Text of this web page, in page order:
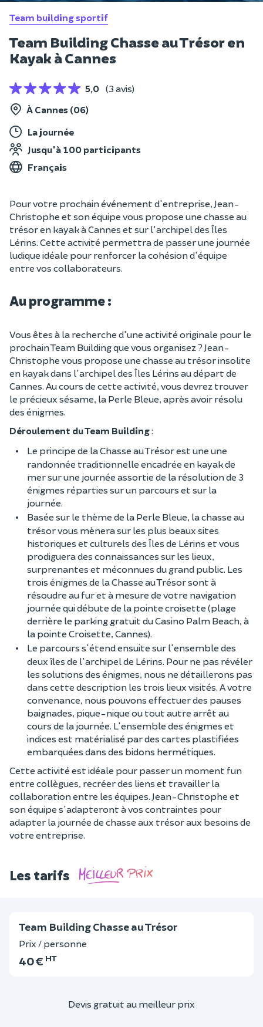
Team building sportif
Team Building Chasse au Trésor en
Kayak à Cannes
5,0 (3 avis)
À Cannes (06)
La journée
Jusqu'à 100 participants
Français
Pour votre prochain événement d'entreprise, Jean-
Christophe et son équipe vous propose une chasse au
trésor en kayak à Cannes et sur l'archipel des Îles
Lérins. Cette activité permettra de passer une journée
ludique idéale pour renforcer la cohésion d'équipe
entre vos collaborateurs.
Au programme :
Vous êtes à la recherche d'une activité originale pour le
prochain Team Building que vous organisez ? Jean-
Christophe vous propose une chasse au trésor insolite
en kayak dans l'archipel des Îles Lérins au départ de
Cannes. Au cours de cette activité, vous devrez trouver
le précieux sésame, la Perle Bleue, après avoir résolu
des énigmes.
Déroulement du Team Building:
Le principe de la Chasse au Trésor est une une
randonnée traditionnelle encadrée en kayak de
mer sur une journée assortie de la résolution de 3
énigmes réparties sur un parcours et sur la
journée.
Basée sur le thème de la Perle Bleue, la chasse au
trésor vous mènera sur les plus beaux sites
historiques et culturels des Îles de Lérins et vous
prodiguera des connaissances sur les lieux,
surprenantes et méconnues du grand public. Les
trois énigmes de la Chasse au Trésor sont à
résoudre au fur et à mesure de votre navigation
journée qui débute de la pointe croisette (plage
derrière le parking gratuit du Casino Palm Beach, à
la pointe Croisette, Cannes).
Le parcours s'étend ensuite sur l'ensemble des
deux îles de l'archipel de Lérins. Pour ne pas révéler
les solutions des énigmes, nous ne détaillerons pas
dans cette description les trois lieux visités. A votre
convenance, nous pouvons effectuer des pauses
baignades, pique-nique ou tout autre arrêt au
cours de la journée. L'ensemble des énigmes et
indices est matérialisé par des cartes plastifiées
embarquées dans des bidons hermétiques.
Cette activité est idéale pour passer un moment fun
entre collègues, recréer des liens et travailler la
collaboration entre les équipes. Jean-Christophe et
son équipe s'adapteront à vos contraintes pour
adapter la journée de chasse aux trésor aux besoins de
votre entreprise.
Les tarifs
Team Building Chasse au Trésor
Prix / personne
40 € HT
Devis gratuit au meilleur prix